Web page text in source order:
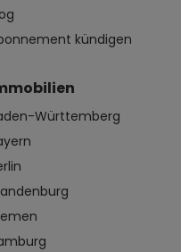
kündigen
Württemberg